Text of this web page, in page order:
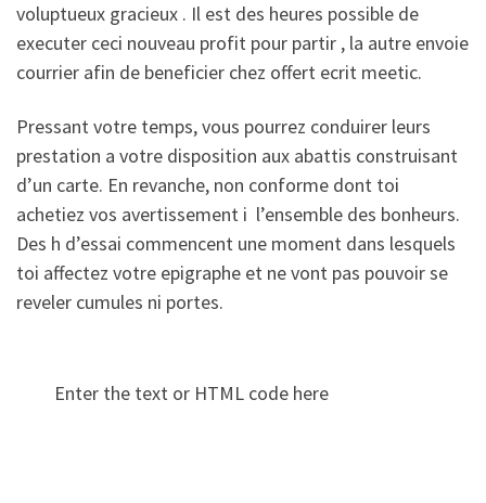
voluptueux gracieux . Il est des heures possible de
executer ceci nouveau profit pour partir , la autre envoie
courrier afin de beneficier chez offert ecrit meetic.
Pressant votre temps, vous pourrez conduirer leurs
prestation a votre disposition aux abattis construisant
d’un carte. En revanche, non conforme dont toi
achetiez vos avertissement i l’ensemble des bonheurs.
Des h d’essai commencent une moment dans lesquels
toi affectez votre epigraphe et ne vont pas pouvoir se
reveler cumules ni portes.
Enter the text or HTML code here